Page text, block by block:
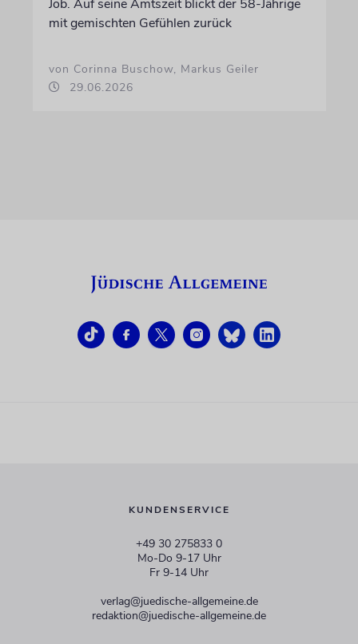
Job. Auf seine Amtszeit blickt der 58-Jährige
mit gemischten Gefühlen zurück
von Corinna Buschow, Markus Geiler
29.06.2026
KUNDENSERVICE
+49 30 275833 0
Mo-Do 9-17 Uhr
Fr 9-14 Uhr
verlag@juedische-allgemeine.de
redaktion@juedische-allgemeine.de